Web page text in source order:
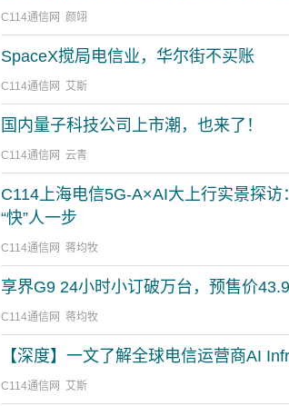
C114通信网 颜翊
SpaceX搅局电信业，华尔街不买账
C114通信网 艾斯
国内量子科技公司上市潮，也来了！
C114通信网 云青
C114上海电信5G-A×AI大上行实景探
“快”人一步
C114通信网 蒋均牧
享界G9 24小时小订破万台，预售价
C114通信网 蒋均牧
【深度】一文了解全球电信运营商AI
C114通信网 艾斯